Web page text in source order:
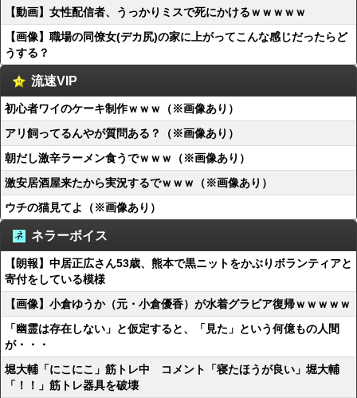
【動画】女性配信者、うっかりミスで死にかけるｗｗｗｗｗ
【画像】職場の同僚女(デカ尻)の家に上がってこんな感じだったらど
うする？
流速VIP
初心者ワイのケーキ制作ｗｗｗ（※画像あり）
アリ飼ってるんやが質問ある？（※画像あり）
朝だし激辛ラーメン食うでｗｗｗ（※画像あり）
激安居酒屋来たから実況するでｗｗｗ（※画像あり）
ウチの猫見てよ（※画像あり）
ネラーボイス
【朗報】中居正広さん53歳、熊本で黒ニットをかぶりボランティアと
寄付をしている模様
【画像】小倉ゆうか（元・小倉優香）が水着グラビア復帰ｗｗｗｗｗ
「幽霊は存在しない」と仮定すると、「見た」という何億もの人間
が・・・
堀大輔「にこにこ」筋トレ中 コメント「寝たほうが良い」堀大輔
「！！」筋トレ器具を破壊